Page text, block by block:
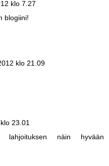
klo 7.27
blogiini!
klo 21.09
23.01
lahjoituksen näin hyvään